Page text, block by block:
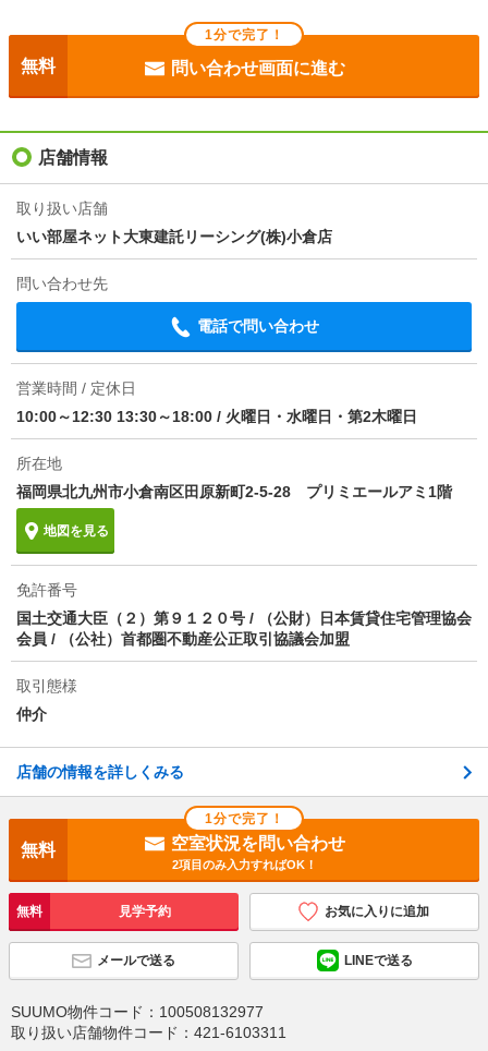
目安光熱費
入居
損保 2.2万円2年
保証会社
合計1.32万円（内訳：鍵交換代1.32万円）
その他諸費用
更新料 11000円 室内清掃費用 49500円 RFGサ
ポート 2420円（月額） バイク置場500円 駐輪場2
00円
情報更新日
物件備考
ペットの飼育は、小型犬2匹もしくは猫1匹まで相談可
金5 000万円以上は保証会社不要 光インターネットが
無料で使い放題(J:COM光1ギガ標準装備) スマートロ
ック対応物件
1分で完了！
無料 問い合わせ画面に進む
店舗情報
取り扱い店舗
いい部屋ネット大東建託リーシング(株)小倉店
問い合わせ先
電話で問い合わせ
営業時間 / 定休日
10:00～12:30 13:30～18:00 / 火曜日・水曜日・第2木曜日
所在地
福岡県北九州市小倉南区田原新町2-5-28 プリミエールアミ1階
地図を見る
免許番号
国土交通大臣（２）第９１２０号 / （公財）日本賃貸住宅管理協会
会員 / （公社）首都圏不動産公正取引協議会加盟
取引態様
仲介
店舗の情報を詳しくみる
1分で完了！
無料 空室状況を問い合わせ
2項目のみ入力すればOK！
無料 見学予約 お気に入りに追加
メールで送る LINEで送る
SUUMO物件コード： 100508132977
取り扱い店舗物件コード： 421-6103311